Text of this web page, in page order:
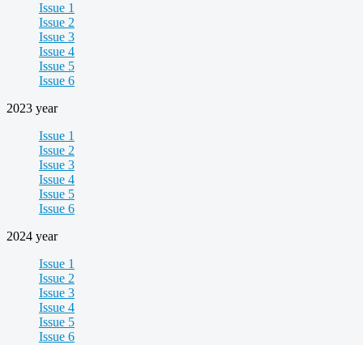
Issue 1
Issue 2
Issue 3
Issue 4
Issue 5
Issue 6
2023 year
Issue 1
Issue 2
Issue 3
Issue 4
Issue 5
Issue 6
2024 year
Issue 1
Issue 2
Issue 3
Issue 4
Issue 5
Issue 6